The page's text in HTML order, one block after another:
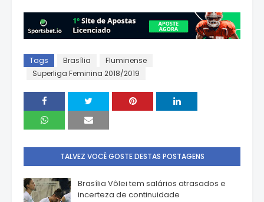
Tags Brasília
Fluminense
Superliga Feminina 2018/2019
TALVEZ VOCÊ GOSTE DESTAS POSTAGENS
Brasília Vôlei tem salários atrasados e
incerteza de continuidade